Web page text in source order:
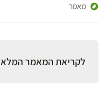
מאמר
לקריאת המאמר המלא